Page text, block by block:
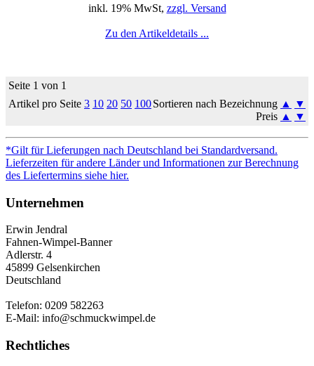
inkl. 19% MwSt, zzgl. Versand
Zu den Artikeldetails ...
Seite 1 von 1
Artikel pro Seite 3 10 20 50 100Sortieren nach Bezeichnung ▲
▼
Preis ▲ ▼
*Gilt für Lieferungen nach Deutschland bei Standardversand.
Lieferzeiten für andere Länder und Informationen zur Berechnung
des Liefertermins siehe hier.
Unternehmen
Erwin Jendral
Fahnen-Wimpel-Banner
Adlerstr. 4
45899 Gelsenkirchen
Deutschland
Telefon: 0209 582263
E-Mail: info@schmuckwimpel.de
Rechtliches